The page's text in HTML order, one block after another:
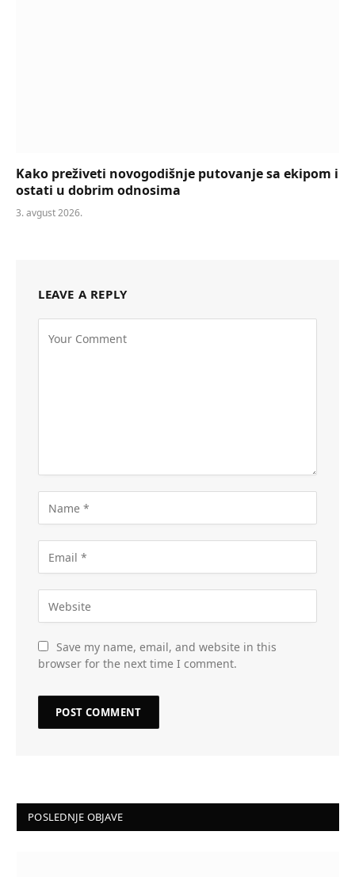
Kako preživeti novogodišnje putovanje sa ekipom i
ostati u dobrim odnosima
3. avgust 2026.
LEAVE A REPLY
Save my name, email, and website in this
browser for the next time I comment.
POSLEDNJE OBJAVE